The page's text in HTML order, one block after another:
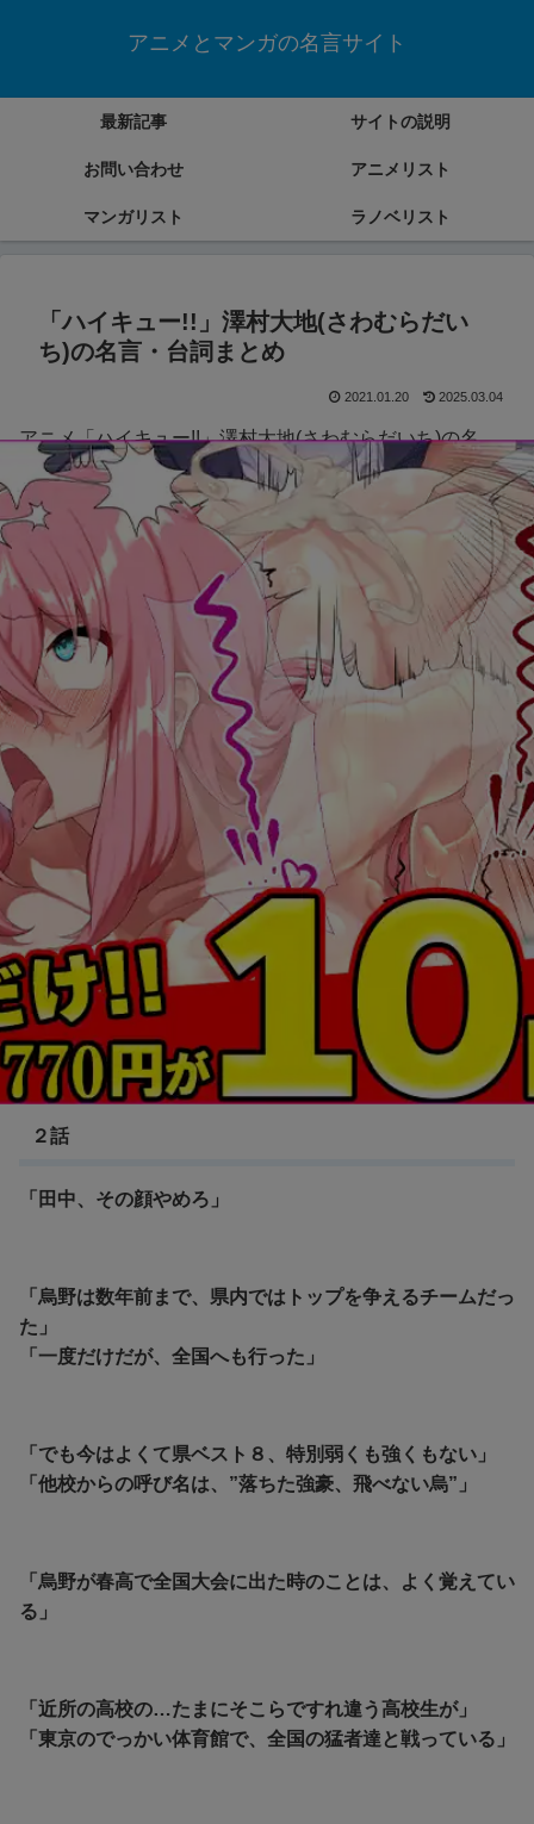
アニメとマンガの名言サイト
最新記事 サイトの説明
お問い合わせ アニメリスト
マンガリスト ラノベリスト
「ハイキュー!!」澤村大地(さわむらだい
ち)の名言・台詞まとめ
2021.01.20 2025.03.04
アニメ「ハイキュー!!」澤村大地(さわむらだいち)の名
言・台詞をまとめていきます。
ハイキュー!!
２話
「田中、その顔やめろ」
「烏野は数年前まで、県内ではトップを争えるチームだっ
た」
「一度だけだが、全国へも行った」
「でも今はよくて県ベスト８、特別弱くも強くもない」
「他校からの呼び名は、”落ちた強豪、飛べない烏”」
「烏野が春高で全国大会に出た時のことは、よく覚えてい
る」
「近所の高校の…たまにそこらですれ違う高校生が」
「 東京のでっかい体育館で、全国の猛者達と戦っている」